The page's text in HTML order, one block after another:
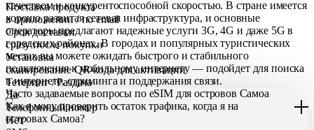
Поставка продукта
в приложении / по еmail
Срок доставки
сразу после покупки
Установка
сканирование QR-кода для активации
Тетеринг / Раздача
Да
Телефонный номер
Нет
качеством и конкурентоспособной скоростью. В стране имеется
хорошо развитая сетевая инфраструктура, и основные
операторы предлагают надежные услуги 3G, 4G и даже 5G в
городских районах. В городах и популярных туристических
местах вы можете ожидать быстрого и стабильного
подключения к мобильному интернету — подойдет для поиска
в интернете, стриминга и поддержания связи.
Часто задаваемые вопросы по eSIM для островов Самоа
Как я могу проверить остаток трафика, когда я на
островах Самоа?